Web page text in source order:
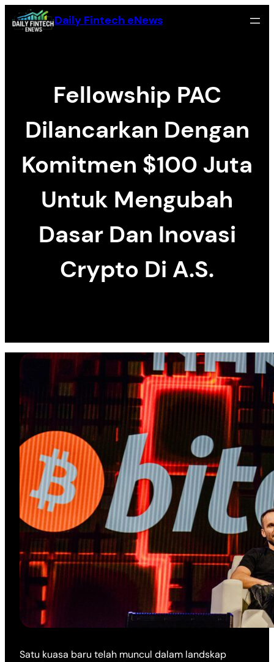
Skip
to
Daily Fintech eNews
Fellowship PAC
Dilancarkan Dengan
Komitmen $100 Juta
Untuk Mengubah
Dasar Dan Inovasi
Crypto Di A.S.
Satu kuasa baru telah muncul dalam landskap